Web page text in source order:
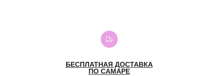
БЕСПЛАТНАЯ ДОСТАВКА
ПО САМАРЕ